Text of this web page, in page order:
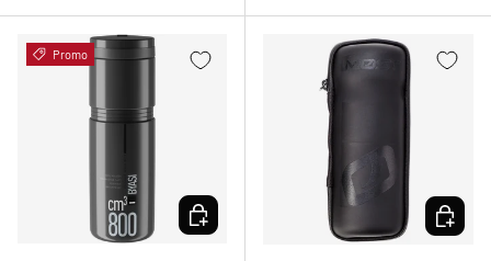
Promo
CHOISIR LES OPTIONS